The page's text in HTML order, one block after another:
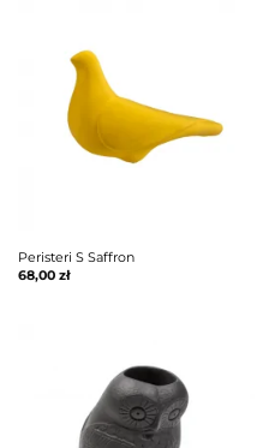
Peristeri S Saffron
68,00 zł